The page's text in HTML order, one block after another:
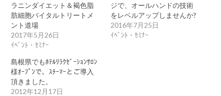
ラニンダイエット＆褐色脂
肪細胞バイタルトリートメ
ント道場
2017年5月26日
ｲﾍﾞﾝﾄ・ｾﾐﾅｰ
ジで、オールハンドの技術
をレベルアップしませんか?
2016年7月25日
ｲﾍﾞﾝﾄ・ｾﾐﾅｰ
島根県でもﾎﾃﾙﾘﾗｸｾﾞｰｼｮﾝｻﾛﾝ
様ｵｰﾌﾟﾝで、ｽﾁｰﾏｰとご導入
頂きました。
2012年12月17日